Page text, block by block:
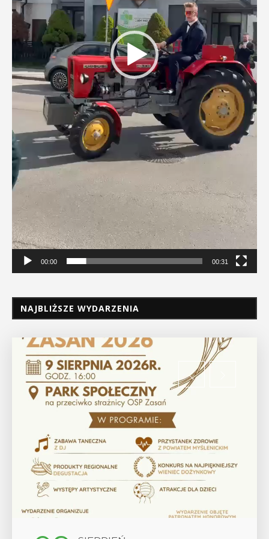
00:00 00:31
NAJBLIŻSZE WYDARZENIA